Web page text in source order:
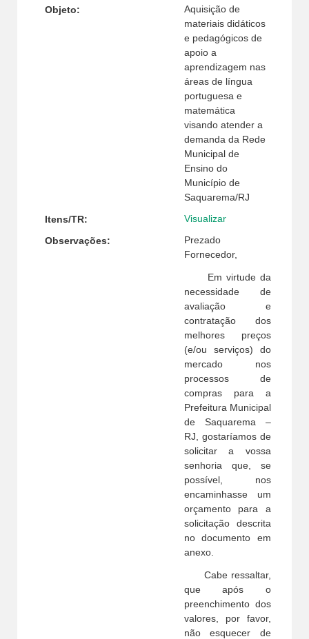
Objeto:
Aquisição de
materiais didáticos
e pedagógicos de
apoio a
aprendizagem nas
áreas de língua
portuguesa e
matemática
visando atender a
demanda da Rede
Municipal de
Ensino do
Município de
Saquarema/RJ
Itens/TR: Visualizar
Observações:
Prezado
Fornecedor,
Em virtude da
necessidade de
avaliação e
contratação dos
melhores preços
(e/ou serviços) do
mercado nos
processos de
compras para a
Prefeitura Municipal
de Saquarema –
RJ, gostaríamos de
solicitar a vossa
senhoria que, se
possível, nos
encaminhasse um
orçamento para a
solicitação descrita
no documento em
anexo.
Cabe ressaltar,
que após o
preenchimento dos
valores, por favor,
não esquecer de